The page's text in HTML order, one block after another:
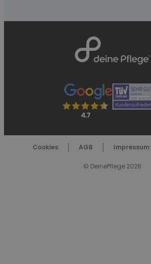
Cookies AGB Impressum
© DeinePflege 2026